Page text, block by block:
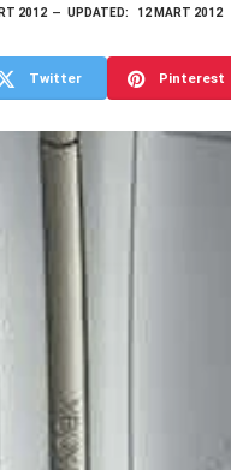
2012 UPDATED: 12 MART 2012
Twitter Pinterest